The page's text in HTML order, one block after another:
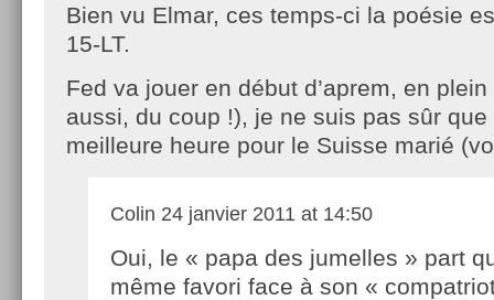
Bien vu Elmar, ces temps-ci la poésie
15-LT.
Fed va jouer en début d’aprem, en
aussi, du coup !), je ne suis pas sûr
meilleure heure pour le Suisse marié
Colin 24 janvier 2011 at 14:50
Oui, le « papa des jumelles » part
même favori face à son «